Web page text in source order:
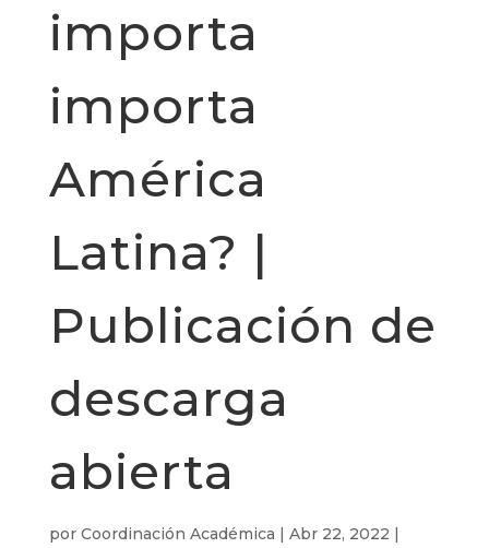
importa
importa
América
Latina? |
Publicación de
descarga
abierta
por Coordinación Académica | Abr 22, 2022 |